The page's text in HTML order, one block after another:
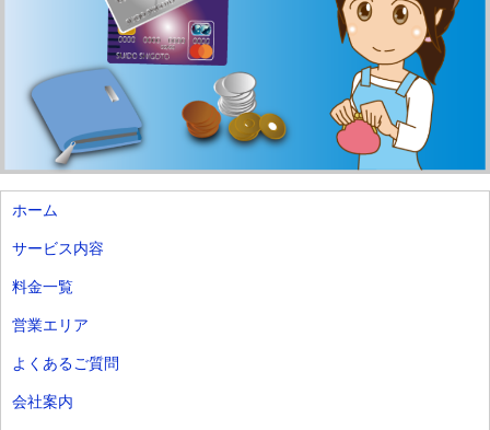
ホーム
サービス内容
料金一覧
営業エリア
よくあるご質問
会社案内